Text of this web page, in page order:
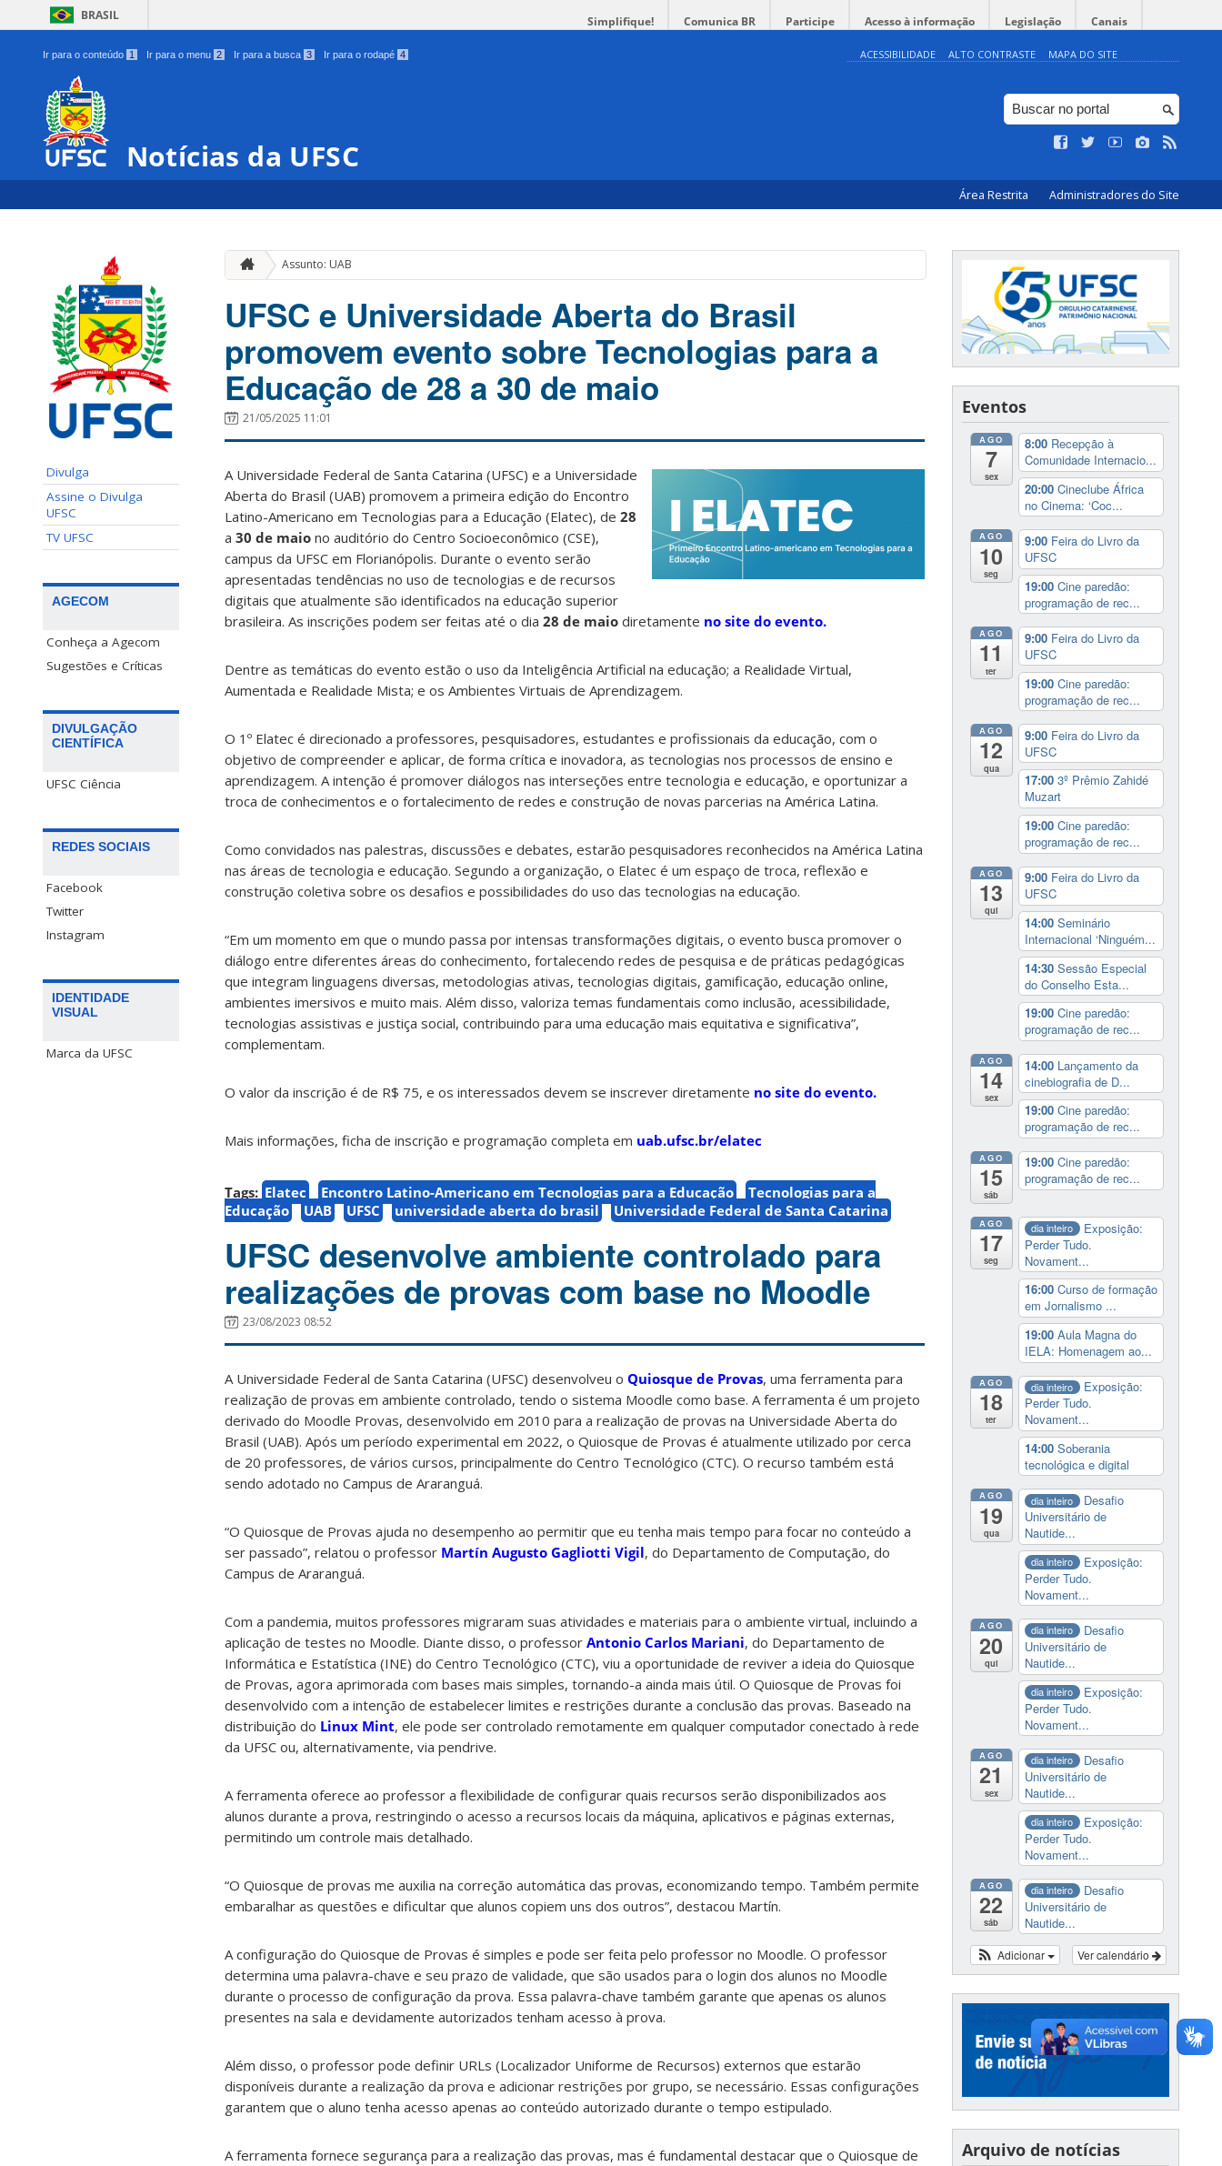
BRASIL Simplifique! Comunica BR Participe Acesso à informação Legislação Canais
Ir para o conteúdo 1 Ir para o menu 2 Ir para a busca 3 Ir para o rodapé 4 ACESSIBILIDADE ALTO CONTRASTE MAPA DO SITE
Notícias da UFSC
Área Restrita Administradores do Site
Divulga
Assine o Divulga
UFSC
TV UFSC
AGECOM
Conheça a Agecom
Sugestões e Críticas
DIVULGAÇÃO
CIENTÍFICA
UFSC Ciência
REDES SOCIAIS
Facebook
Twitter
Instagram
IDENTIDADE
VISUAL
Marca da UFSC
Assunto: UAB
UFSC e Universidade Aberta do Brasil
promovem evento sobre Tecnologias para a
Educação de 28 a 30 de maio
21/05/2025 11:01
A Universidade Federal de Santa Catarina (UFSC) e a Universidade
Aberta do Brasil (UAB) promovem a primeira edição do Encontro
Latino-Americano em Tecnologias para a Educação (Elatec), de 28
a 30 de maio no auditório do Centro Socioeconômico (CSE),
campus da UFSC em Florianópolis. Durante o evento serão
apresentadas tendências no uso de tecnologias e de recursos
digitais que atualmente são identificados na educação superior
brasileira. As inscrições podem ser feitas até o dia 28 de maio diretamente no site do evento.
Dentre as temáticas do evento estão o uso da Inteligência Artificial na educação; a Realidade Virtual,
Aumentada e Realidade Mista; e os Ambientes Virtuais de Aprendizagem.
O 1º Elatec é direcionado a professores, pesquisadores, estudantes e profissionais da educação, com o
objetivo de compreender e aplicar, de forma crítica e inovadora, as tecnologias nos processos de ensino e
aprendizagem. A intenção é promover diálogos nas interseções entre tecnologia e educação, e oportunizar a
troca de conhecimentos e o fortalecimento de redes e construção de novas parcerias na América Latina.
Como convidados nas palestras, discussões e debates, estarão pesquisadores reconhecidos na América Latina
nas áreas de tecnologia e educação. Segundo a organização, o Elatec é um espaço de troca, reflexão e
construção coletiva sobre os desafios e possibilidades do uso das tecnologias na educação.
“Em um momento em que o mundo passa por intensas transformações digitais, o evento busca promover o
diálogo entre diferentes áreas do conhecimento, fortalecendo redes de pesquisa e de práticas pedagógicas
que integram linguagens diversas, metodologias ativas, tecnologias digitais, gamificação, educação online,
ambientes imersivos e muito mais. Além disso, valoriza temas fundamentais como inclusão, acessibilidade,
tecnologias assistivas e justiça social, contribuindo para uma educação mais equitativa e significativa”,
complementam.
O valor da inscrição é de R$ 75, e os interessados devem se inscrever diretamente no site do evento.
Mais informações, ficha de inscrição e programação completa em uab.ufsc.br/elatec
Tags: Elatec Encontro Latino-Americano em Tecnologias para a Educação
Tecnologias para a
Educação
UAB UFSC universidade aberta do brasil Universidade Federal de Santa Catarina
UFSC desenvolve ambiente controlado para
realizações de provas com base no Moodle
23/08/2023 08:52
A Universidade Federal de Santa Catarina (UFSC) desenvolveu o Quiosque de Provas, uma ferramenta para
realização de provas em ambiente controlado, tendo o sistema Moodle como base. A ferramenta é um projeto
derivado do Moodle Provas, desenvolvido em 2010 para a realização de provas na Universidade Aberta do
Brasil (UAB). Após um período experimental em 2022, o Quiosque de Provas é atualmente utilizado por cerca
de 20 professores, de vários cursos, principalmente do Centro Tecnológico (CTC). O recurso também está
sendo adotado no Campus de Araranguá.
“O Quiosque de Provas ajuda no desempenho ao permitir que eu tenha mais tempo para focar no conteúdo a
ser passado”, relatou o professor Martín Augusto Gagliotti Vigil, do Departamento de Computação, do
Campus de Araranguá.
Com a pandemia, muitos professores migraram suas atividades e materiais para o ambiente virtual, incluindo a
aplicação de testes no Moodle. Diante disso, o professor Antonio Carlos Mariani, do Departamento de
Informática e Estatística (INE) do Centro Tecnológico (CTC), viu a oportunidade de reviver a ideia do Quiosque
de Provas, agora aprimorada com bases mais simples, tornando-a ainda mais útil. O Quiosque de Provas foi
desenvolvido com a intenção de estabelecer limites e restrições durante a conclusão das provas. Baseado na
distribuição do Linux Mint, ele pode ser controlado remotamente em qualquer computador conectado à rede
da UFSC ou, alternativamente, via pendrive.
A ferramenta oferece ao professor a flexibilidade de configurar quais recursos serão disponibilizados aos
alunos durante a prova, restringindo o acesso a recursos locais da máquina, aplicativos e páginas externas,
permitindo um controle mais detalhado.
“O Quiosque de provas me auxilia na correção automática das provas, economizando tempo. Também permite
embaralhar as questões e dificultar que alunos copiem uns dos outros”, destacou Martín.
A configuração do Quiosque de Provas é simples e pode ser feita pelo professor no Moodle. O professor
determina uma palavra-chave e seu prazo de validade, que são usados ​​para o login dos alunos no Moodle
durante o processo de configuração da prova. Essa palavra-chave também garante que apenas os alunos
presentes na sala e devidamente autorizados tenham acesso à prova.
Além disso, o professor pode definir URLs (Localizador Uniforme de Recursos) externos que estarão
disponíveis durante a realização da prova e adicionar restrições por grupo, se necessário. Essas configurações
garantem que o aluno tenha acesso apenas ao conteúdo autorizado durante o tempo estipulado.
A ferramenta fornece segurança para a realização das provas, mas é fundamental destacar que o Quiosque de
Eventos
AGO
7
sex
8:00 Recepção à
Comunidade Internacio...
20:00 Cineclube África
no Cinema: ‘Coc...
AGO
10
seg
9:00 Feira do Livro da
UFSC
19:00 Cine paredão:
programação de rec...
AGO
11
ter
9:00 Feira do Livro da
UFSC
19:00 Cine paredão:
programação de rec...
AGO
12
qua
9:00 Feira do Livro da
UFSC
17:00 3º Prêmio Zahidé
Muzart
19:00 Cine paredão:
programação de rec...
AGO
13
qui
9:00 Feira do Livro da
UFSC
14:00 Seminário
Internacional ‘Ninguém...
14:30 Sessão Especial
do Conselho Esta...
19:00 Cine paredão:
programação de rec...
AGO
14
sex
14:00 Lançamento da
cinebiografia de D...
19:00 Cine paredão:
programação de rec...
AGO
15
sáb
19:00 Cine paredão:
programação de rec...
AGO
17
seg
dia inteiro
Exposição:
Perder Tudo.
Novament...
16:00 Curso de formação
em Jornalismo ...
19:00 Aula Magna do
IELA: Homenagem ao...
AGO
18
ter
dia inteiro
Exposição:
Perder Tudo.
Novament...
14:00 Soberania
tecnológica e digital
AGO
19
qua
dia inteiro
Desafio
Universitário de
Nautide...
dia inteiro
Exposição:
Perder Tudo.
Novament...
AGO
20
qui
dia inteiro
Desafio
Universitário de
Nautide...
dia inteiro
Exposição:
Perder Tudo.
Novament...
AGO
21
sex
dia inteiro
Desafio
Universitário de
Nautide...
dia inteiro
Exposição:
Perder Tudo.
Novament...
AGO
22
sáb
dia inteiro
Desafio
Universitário de
Nautide...
Ver calendário
Adicionar
Arquivo de notícias